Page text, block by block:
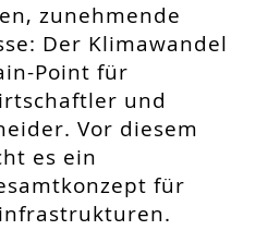
zunehmende
Der Klimawandel
Point für
und
Vor diesem
es ein
für